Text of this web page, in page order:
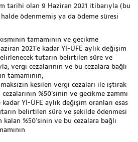
tarihi olan 9 Haziran 2021 itibarıyla (bu
ödenmemiş ya da ödeme süresi
tamamının ve gecikme
2021’e kadar Yİ-ÜFE aylık değişim
tutarın belirtilen süre ve
vergi cezalarının ve bu cezalara bağlı
tamamının,
kesilen vergi cezaları ile iştirak
%50’sinin ve gecikme zammı
Yİ-ÜFE aylık değişim oranları esas
belirtilen süre ve şekilde ödenmesi
kalan %50’sinin ve bu cezalara bağlı